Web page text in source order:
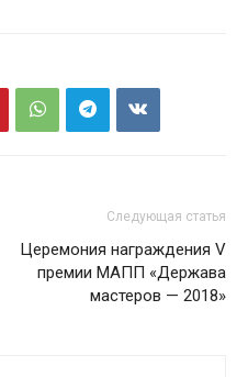
Следующая статья
Церемония награждения V
премии МАПП «Держава
мастеров — 2018»